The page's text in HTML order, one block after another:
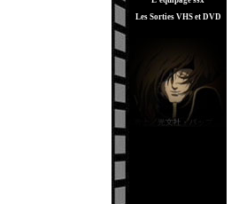
Les Sorties VHS et DVD